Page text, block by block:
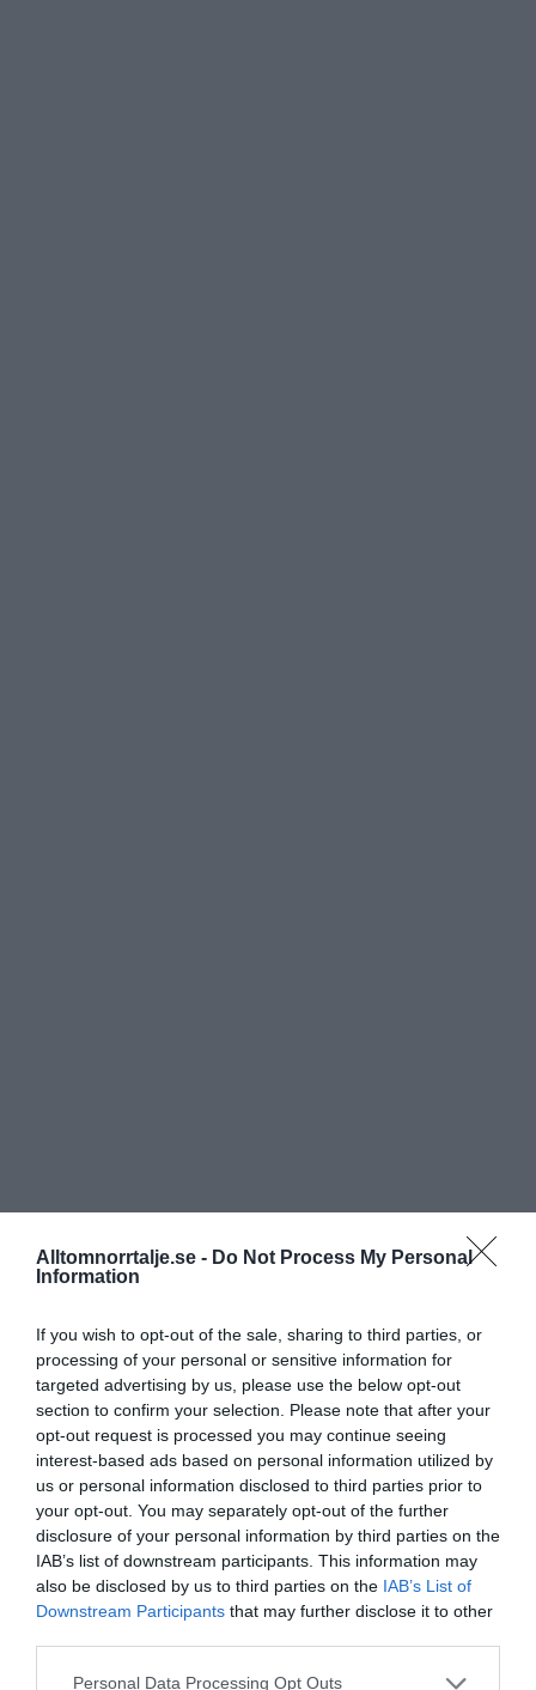
Alltomnorrtalje.se - Do Not Process My Personal
Information
If you wish to opt-out of the sale, sharing to third parties, or
processing of your personal or sensitive information for
targeted advertising by us, please use the below opt-out
section to confirm your selection. Please note that after your
opt-out request is processed you may continue seeing
interest-based ads based on personal information utilized by
us or personal information disclosed to third parties prior to
your opt-out. You may separately opt-out of the further
disclosure of your personal information by third parties on the
IAB’s list of downstream participants. This information may
also be disclosed by us to third parties on the IAB’s List of
Downstream Participants that may further disclose it to other
Personal Data Processing Opt Outs